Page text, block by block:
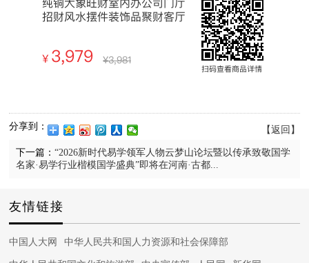
分享到： 【返回】
下一篇：“2026新时代易学领军人物云梦山论坛暨以传承致敬国学
名家·易学行业楷模国学盛典”即将在河南·古都...
友情链接
中国人大网 中华人民共和国人力资源和社会保障部